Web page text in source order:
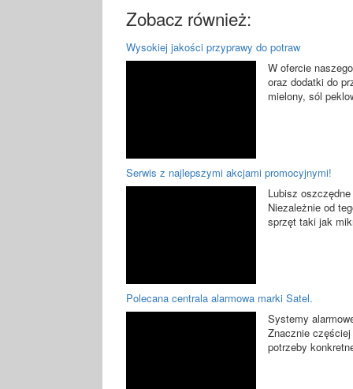
Zobacz również:
Wysokiej jakości przyprawy do potraw
W ofercie
oraz dodatki do
mielony, sól
Serwis z najlepszymi akcjami promocyjnymi!
Lubisz
Niezależnie od
sprzęt taki jak
Polecana centrala alarmowa marki Satel.
Systemy
Znacznie
potrzeby